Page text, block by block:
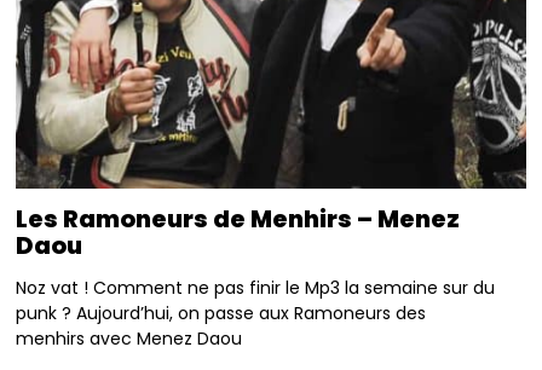
Les Ramoneurs de Menhirs – Menez
Daou
Noz vat ! Comment ne pas finir le Mp3 la semaine sur du
punk ? Aujourd’hui, on passe aux Ramoneurs des
menhirs avec Menez Daou